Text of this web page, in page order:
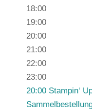
18:00
19:00
20:00
21:00
22:00
23:00
20:00 Stampin‘